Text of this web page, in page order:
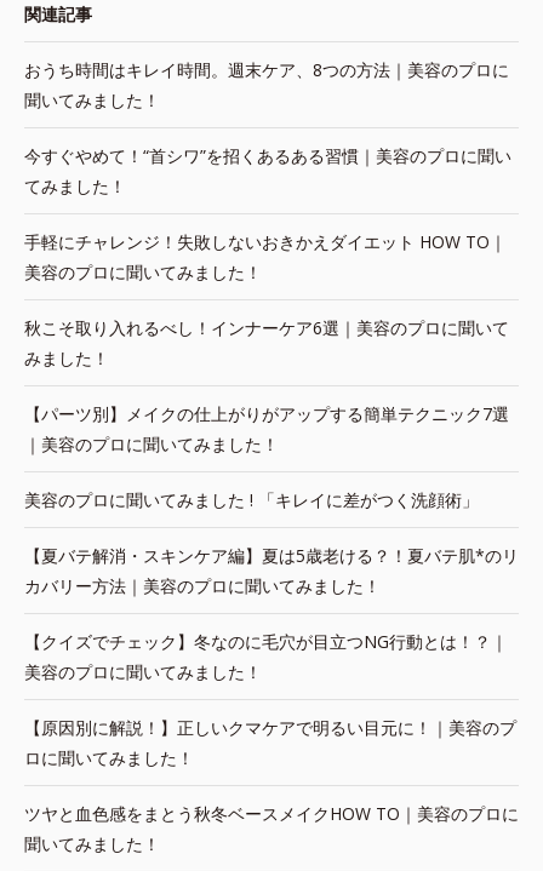
関連記事
おうち時間はキレイ時間。週末ケア、8つの方法｜美容のプロに
聞いてみました！
今すぐやめて！“首シワ”を招くあるある習慣｜美容のプロに聞い
てみました！
手軽にチャレンジ！失敗しないおきかえダイエット HOW TO｜
美容のプロに聞いてみました！
秋こそ取り入れるべし！インナーケア6選｜美容のプロに聞いて
みました！
【パーツ別】メイクの仕上がりがアップする簡単テクニック7選
｜美容のプロに聞いてみました！
美容のプロに聞いてみました ! 「キレイに差がつく洗顔術」
【夏バテ解消・スキンケア編】夏は5歳老ける？！夏バテ肌*のリ
カバリー方法｜美容のプロに聞いてみました！
【クイズでチェック】冬なのに毛穴が目立つNG行動とは！？｜
美容のプロに聞いてみました！
【原因別に解説！】正しいクマケアで明るい目元に！｜美容のプ
ロに聞いてみました！
ツヤと血色感をまとう秋冬ベースメイクHOW TO｜美容のプロに
聞いてみました！